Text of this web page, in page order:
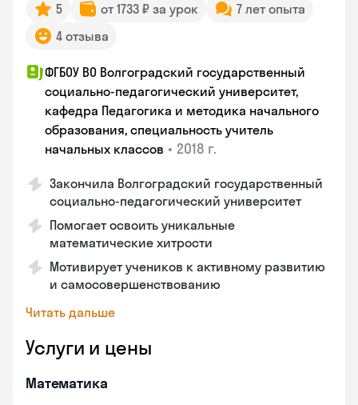
5 от 1733 ₽ за урок
7 лет опыта
4 отзыва
ФГБОУ ВО Волгоградский государственный
социально-педагогический университет,
кафедра Педагогика и методика начального
образования, специальность учитель
начальных классов • 2018 г.
Закончила Волгоградский государственный
социально-педагогический университет
Помогает освоить уникальные
математические хитрости
Мотивирует учеников к активному развитию
и самосовершенствованию
Читать дальше
Услуги и цены
Математика